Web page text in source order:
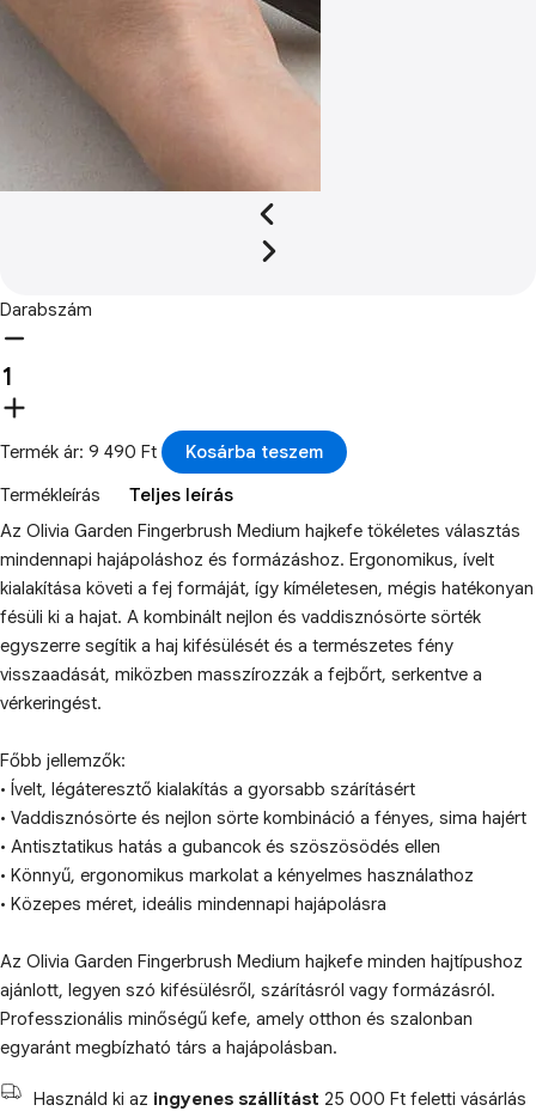
Darabszám
Termék ár: 9 490 Ft
Kosárba teszem
Termékleírás
Teljes leírás
Az Olivia Garden Fingerbrush Medium hajkefe tökéletes választás
mindennapi hajápoláshoz és formázáshoz. Ergonomikus, ívelt
kialakítása követi a fej formáját, így kíméletesen, mégis hatékonyan
fésüli ki a hajat. A kombinált nejlon és vaddisznósörte sörték
egyszerre segítik a haj kifésülését és a természetes fény
visszaadását, miközben masszírozzák a fejbőrt, serkentve a
vérkeringést.
Főbb jellemzők:
• Ívelt, légáteresztő kialakítás a gyorsabb szárításért
• Vaddisznósörte és nejlon sörte kombináció a fényes, sima hajért
• Antisztatikus hatás a gubancok és szöszösödés ellen
• Könnyű, ergonomikus markolat a kényelmes használathoz
• Közepes méret, ideális mindennapi hajápolásra
Az Olivia Garden Fingerbrush Medium hajkefe minden hajtípushoz
ajánlott, legyen szó kifésülésről, szárításról vagy formázásról.
Professzionális minőségű kefe, amely otthon és szalonban
egyaránt megbízható társ a hajápolásban.
Használd ki az ingyenes szállítást 25 000 Ft feletti vásárlás